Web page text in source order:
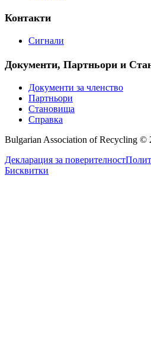
Контакти
Сигнали
Документи, Партньори и
Документи за членство
Партньори
Становища
Справка
Bulgarian Association of Recycling ©
Декларация за поверителност
Бисквитки